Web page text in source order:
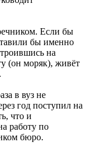
Если бы
бы именно
на
(он моряк), живёт
в вуз не
год поступил на
что и
работу по
бюро.